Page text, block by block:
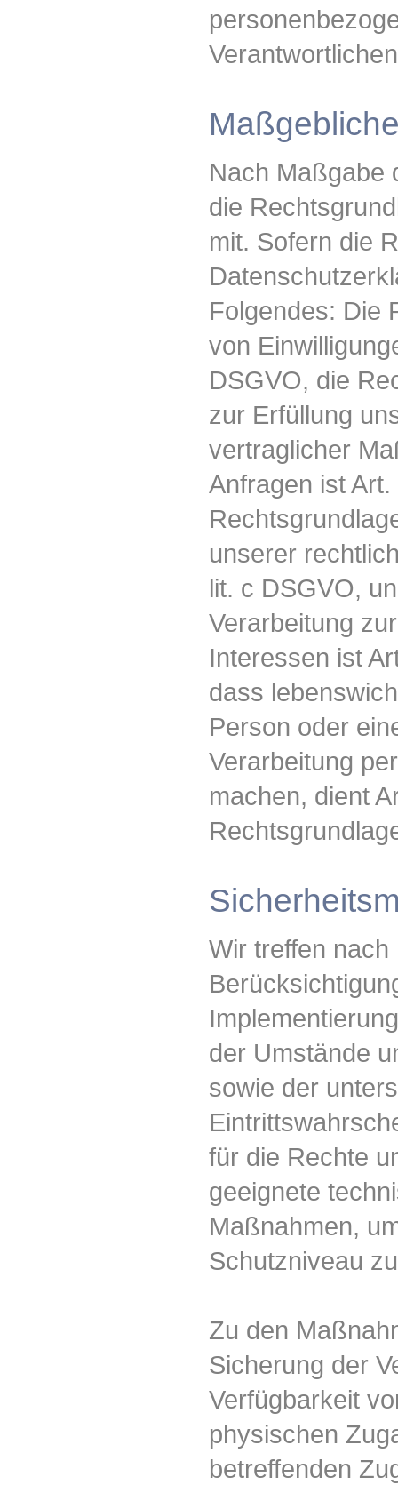
Nach Maßgabe
die
mit. Sofern die
Folgendes: Die
von
DSGVO, die
zur Erfüllung
vertraglicher
Anfragen ist
unserer
lit. c DSGVO,
Verarbeitung
Interessen ist
dass
Person oder
Verarbeitung
machen, dient
Wir treffen
der Umstände
sowie der
für die Rechte
geeignete
Maßnahmen,
Schutzniveau
Zu den
Sicherung der
Verfügbarkeit
physischen
betreffenden